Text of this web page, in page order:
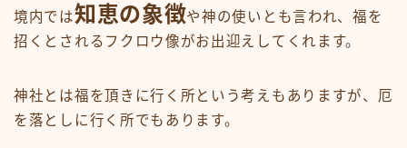
境内では知恵の象徴や神の使いとも言われ、福を
招くとされるフクロウ像がお出迎えしてくれます。
神社とは福を頂きに行く所という考えもありますが、厄
を落としに行く所でもあります。